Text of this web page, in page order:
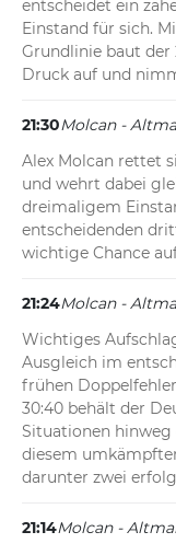
entscheidet ein
Einstand für sich.
Grundlinie baut der
Druck auf und
21:30Molcan -
Alex Molcan rettet
und wehrt dabei
dreimaligem
entscheidenden
wichtige Chance
21:24Molcan -
Wichtiges
Ausgleich im
frühen
30:40 behält der
Situationen hinweg
diesem
darunter zwei
21:14Molcan -